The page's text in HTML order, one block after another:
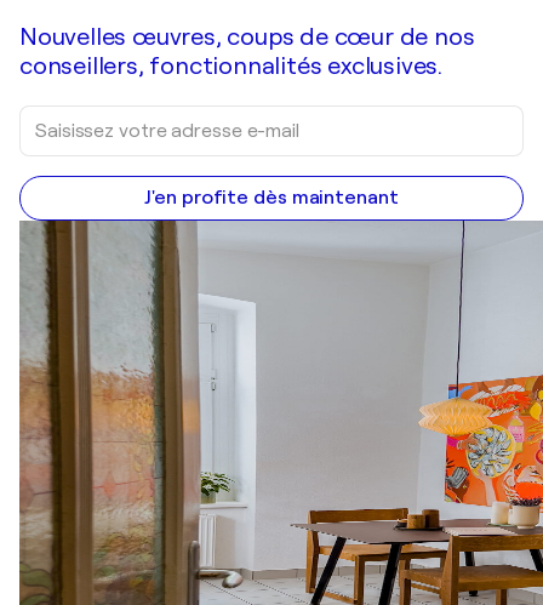
Nouvelles œuvres, coups de cœur de nos
conseillers, fonctionnalités exclusives.
J'en profite dès maintenant